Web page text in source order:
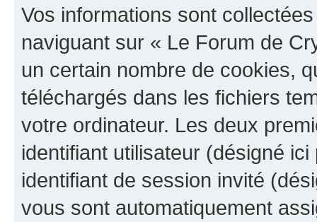
Vos informations sont
naviguant sur « Le Forum de
un certain nombre de cookies,
téléchargés dans les fichiers
votre ordinateur. Les deux
identifiant utilisateur (désigné
identifiant de session invité
vous sont automatiquement